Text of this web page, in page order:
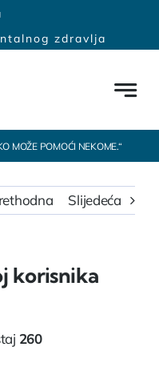
zdravlja
MOŽE POMOĆI NEKOME.“
Slijedeća
korisnika
260